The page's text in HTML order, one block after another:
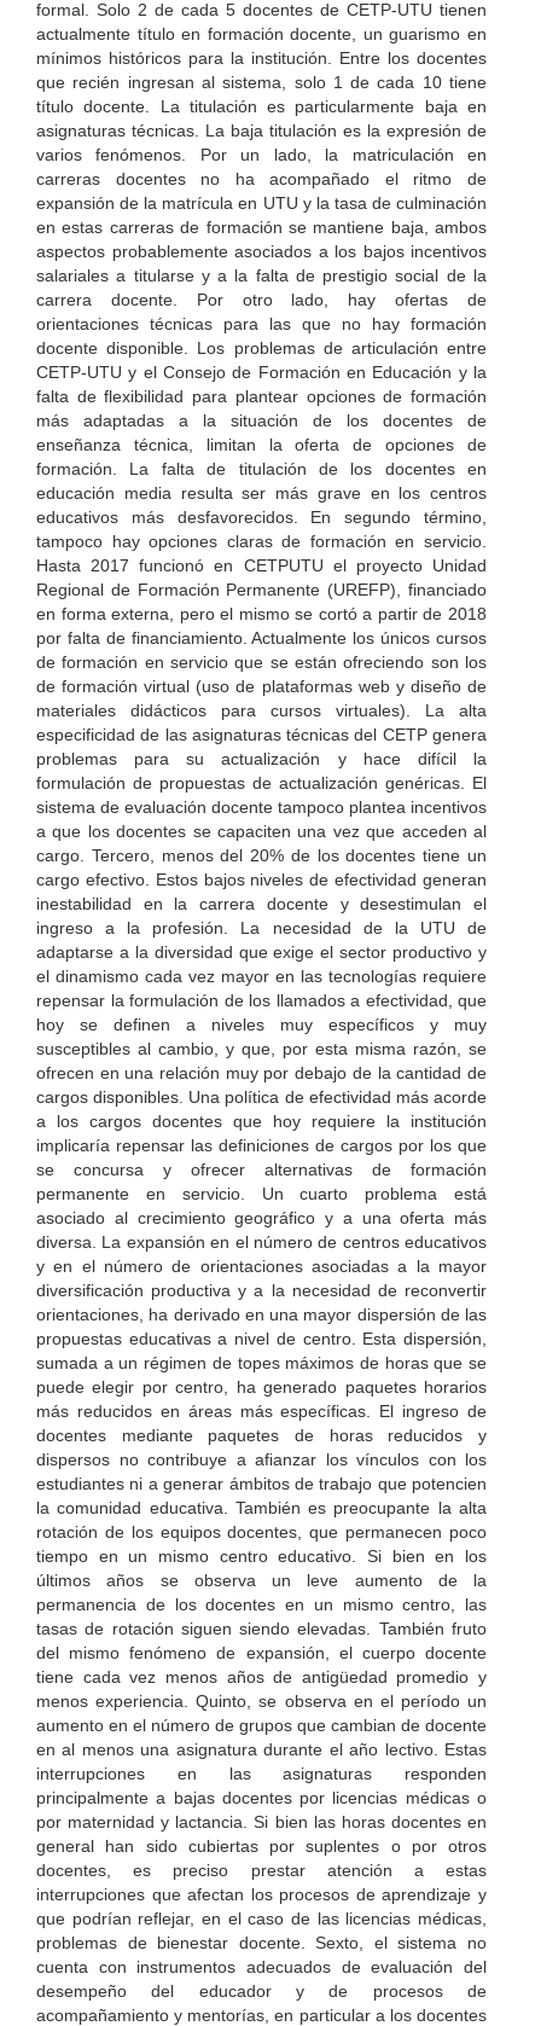
formal. Solo 2 de cada 5 docentes de CETP-UTU tienen
actualmente título en formación docente, un guarismo en
mínimos históricos para la institución. Entre los docentes
que recién ingresan al sistema, solo 1 de cada 10 tiene
título docente. La titulación es particularmente baja en
asignaturas técnicas. La baja titulación es la expresión de
varios fenómenos. Por un lado, la matriculación en
carreras docentes no ha acompañado el ritmo de
expansión de la matrícula en UTU y la tasa de culminación
en estas carreras de formación se mantiene baja, ambos
aspectos probablemente asociados a los bajos incentivos
salariales a titularse y a la falta de prestigio social de la
carrera docente. Por otro lado, hay ofertas de
orientaciones técnicas para las que no hay formación
docente disponible. Los problemas de articulación entre
CETP-UTU y el Consejo de Formación en Educación y la
falta de flexibilidad para plantear opciones de formación
más adaptadas a la situación de los docentes de
enseñanza técnica, limitan la oferta de opciones de
formación. La falta de titulación de los docentes en
educación media resulta ser más grave en los centros
educativos más desfavorecidos. En segundo término,
tampoco hay opciones claras de formación en servicio.
Hasta 2017 funcionó en CETPUTU el proyecto Unidad
Regional de Formación Permanente (UREFP), financiado
en forma externa, pero el mismo se cortó a partir de 2018
por falta de financiamiento. Actualmente los únicos cursos
de formación en servicio que se están ofreciendo son los
de formación virtual (uso de plataformas web y diseño de
materiales didácticos para cursos virtuales). La alta
especificidad de las asignaturas técnicas del CETP genera
problemas para su actualización y hace difícil la
formulación de propuestas de actualización genéricas. El
sistema de evaluación docente tampoco plantea incentivos
a que los docentes se capaciten una vez que acceden al
cargo. Tercero, menos del 20% de los docentes tiene un
cargo efectivo. Estos bajos niveles de efectividad generan
inestabilidad en la carrera docente y desestimulan el
ingreso a la profesión. La necesidad de la UTU de
adaptarse a la diversidad que exige el sector productivo y
el dinamismo cada vez mayor en las tecnologías requiere
repensar la formulación de los llamados a efectividad, que
hoy se definen a niveles muy específicos y muy
susceptibles al cambio, y que, por esta misma razón, se
ofrecen en una relación muy por debajo de la cantidad de
cargos disponibles. Una política de efectividad más acorde
a los cargos docentes que hoy requiere la institución
implicaría repensar las definiciones de cargos por los que
se concursa y ofrecer alternativas de formación
permanente en servicio. Un cuarto problema está
asociado al crecimiento geográfico y a una oferta más
diversa. La expansión en el número de centros educativos
y en el número de orientaciones asociadas a la mayor
diversificación productiva y a la necesidad de reconvertir
orientaciones, ha derivado en una mayor dispersión de las
propuestas educativas a nivel de centro. Esta dispersión,
sumada a un régimen de topes máximos de horas que se
puede elegir por centro, ha generado paquetes horarios
más reducidos en áreas más específicas. El ingreso de
docentes mediante paquetes de horas reducidos y
dispersos no contribuye a afianzar los vínculos con los
estudiantes ni a generar ámbitos de trabajo que potencien
la comunidad educativa. También es preocupante la alta
rotación de los equipos docentes, que permanecen poco
tiempo en un mismo centro educativo. Si bien en los
últimos años se observa un leve aumento de la
permanencia de los docentes en un mismo centro, las
tasas de rotación siguen siendo elevadas. También fruto
del mismo fenómeno de expansión, el cuerpo docente
tiene cada vez menos años de antigüedad promedio y
menos experiencia. Quinto, se observa en el período un
aumento en el número de grupos que cambian de docente
en al menos una asignatura durante el año lectivo. Estas
interrupciones en las asignaturas responden
principalmente a bajas docentes por licencias médicas o
por maternidad y lactancia. Si bien las horas docentes en
general han sido cubiertas por suplentes o por otros
docentes, es preciso prestar atención a estas
interrupciones que afectan los procesos de aprendizaje y
que podrían reflejar, en el caso de las licencias médicas,
problemas de bienestar docente. Sexto, el sistema no
cuenta con instrumentos adecuados de evaluación del
desempeño del educador y de procesos de
acompañamiento y mentorías, en particular a los docentes